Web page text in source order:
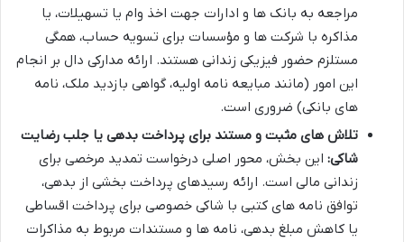
مراجعه به بانک ها و ادارات جهت اخذ وام یا تسهیلات، یا
مذاکره با شرکت ها و مؤسسات برای تسویه حساب، همگی
مستلزم حضور فیزیکی زندانی هستند. ارائه مدارکی دال بر انجام
این امور (مانند مبایعه نامه اولیه، گواهی بازدید ملک، نامه
های بانکی) ضروری است.
تلاش های مثبت و مستند برای پرداخت بدهی یا جلب رضایت
شاکی: این بخش، محور اصلی درخواست تمدید مرخصی برای
زندانی مالی است. ارائه رسیدهای پرداخت بخشی از بدهی،
توافق نامه های کتبی با شاکی خصوصی برای پرداخت اقساطی
یا کاهش مبلغ بدهی، نامه ها و مستندات مربوط به مذاکرات